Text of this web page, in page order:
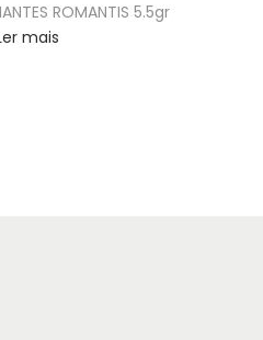
ROMANTIS 5.5gr
mais